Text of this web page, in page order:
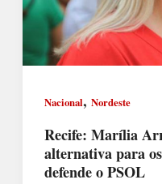
Nacional, Nordeste
Recife: Marília
alternativa para
defende o PSOL